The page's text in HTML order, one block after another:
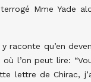
Mme Yade
y raconte qu’en
l’on peut lire:
lettre de Chirac,